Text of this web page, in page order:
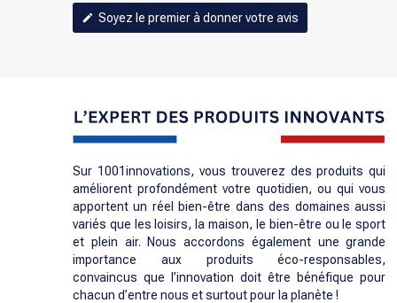
edit Soyez le premier à donner votre avis
Sur 1001innovations, vous trouverez des produits qui
améliorent profondément votre quotidien, ou qui vous
apportent un réel bien-être dans des domaines aussi
variés que les loisirs, la maison, le bien-être ou le sport
et plein air. Nous accordons également une grande
importance aux produits éco-responsables,
convaincus que l’innovation doit être bénéfique pour
chacun d’entre nous et surtout pour la planète !